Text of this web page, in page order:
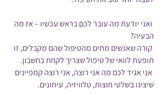
ואני יודעת מה עובר לכם בראש עכשיו – אז מה
הבעיה?
קורה שאנשים מתים מהטיפול שהם מקבלים, זו
תופעת לוואי של טיפול שצריך לקחת בחשבון.
אני אגיד לכם מה אני רוצה, אני רוצה קמפיינים
שיציגו בשלטי חוצות, טלוויזיה, עיתונים.